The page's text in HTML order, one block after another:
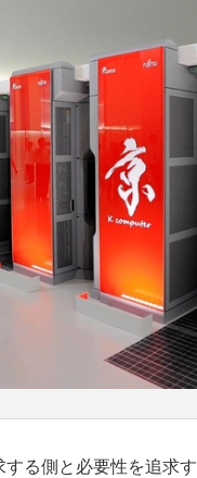
る側と必要性を追求